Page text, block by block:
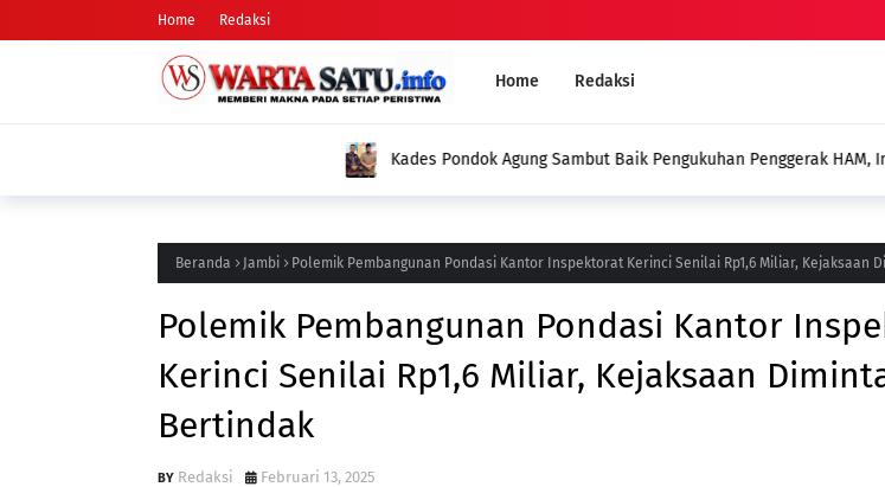
Home Redaksi
Home Redaksi
Kades Pondok Agung Sambut Baik Pengukuhan Penggerak HAM, Indra Jaya:
Jadi Nilai Plus bagi Desa Kami
Beranda Jambi Polemik Pembangunan Pondasi Kantor Inspektorat Kerinci Senilai Rp1,6 Miliar, Kejaksaan
Polemik Pembangunan Pondasi Kantor
Kerinci Senilai Rp1,6 Miliar, Kejaksaan
Bertindak
Redaksi Februari 13, 2025